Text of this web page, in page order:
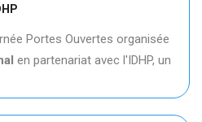
Portes Ouvertes organisée
en partenariat avec l'IDHP, un